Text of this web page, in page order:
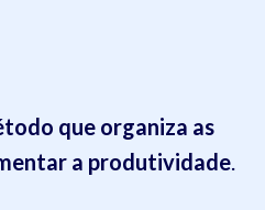
que organiza as
a produtividade